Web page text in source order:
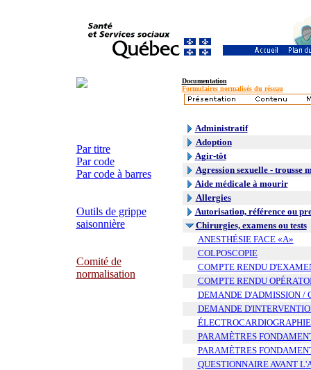
Documentation
Formulaires normalisés du réseau
Par titre
Par code
Par code à barres
Outils de grippe
saisonnière
Comité de
normalisation
Administratif
Adoption
Agir-tôt
Agression sexuelle - trousse
Aide médicale à mourir
Allergies
Autorisation, référence ou
Chirurgies, examens ou tests
ANESTHÉSIE FACE «A»
COLPOSCOPIE
COMPTE RENDU
COMPTE RENDU
DEMANDE D'ADMISSION /
DEMANDE
ÉLECTROCARDIOGRAPHIE
PARAMÈTRES
PARAMÈTRES
QUESTIONNAIRE AVANT